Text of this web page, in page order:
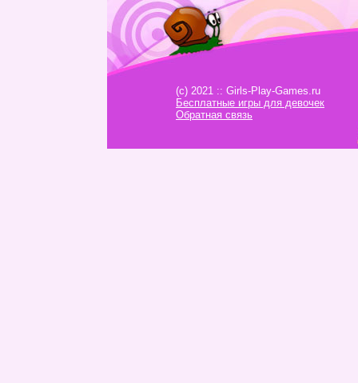
(c) 2021 :: Girls-Play-Games.ru
Бесплатные игры для девочек
Обратная связь